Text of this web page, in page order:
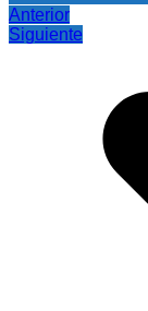
Anterior
Siguiente